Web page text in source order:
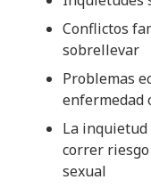
Conflictos
sobrellevar
Problemas
enfermedad
La inquietud
correr
sexual